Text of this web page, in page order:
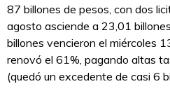
87 billones de pesos, con dos
agosto asciende a 23,01
billones vencieron el miércoles
renovó el 61%, pagando altas
(quedó un excedente de casi 6